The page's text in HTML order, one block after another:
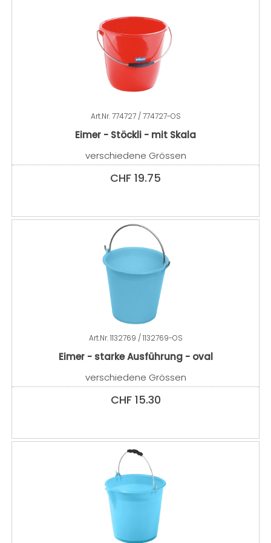
Art.Nr.774727 / 774727-OS
Eimer - Stöckli - mit Skala
verschiedene Grössen
CHF 19.75
Art.Nr.1132769 / 1132769-OS
Eimer - starke Ausführung - oval
verschiedene Grössen
CHF 15.30